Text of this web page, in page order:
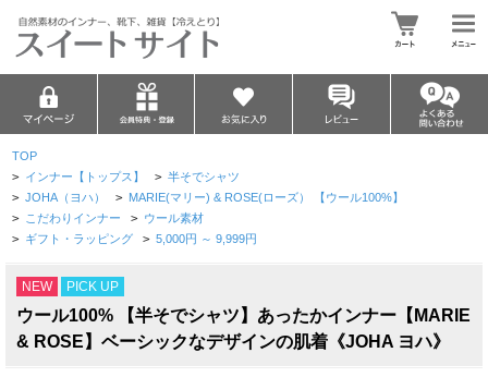
TOP
> インナー【トップス】 > 半そでシャツ
> JOHA（ヨハ） > MARIE(マリー) & ROSE(ローズ） 【ウール100%】
> こだわりインナー > ウール素材
> ギフト・ラッピング > 5,000円 ～ 9,999円
NEW PICK UP
ウール100% 【半そでシャツ】あったかインナー【MARIE
& ROSE】ベーシックなデザインの肌着《JOHA ヨハ》